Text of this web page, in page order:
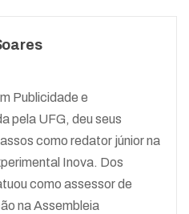
Publicidade e
pela UFG, deu seus
como redator júnior na
Inova. Dos
como assessor de
na Assembleia